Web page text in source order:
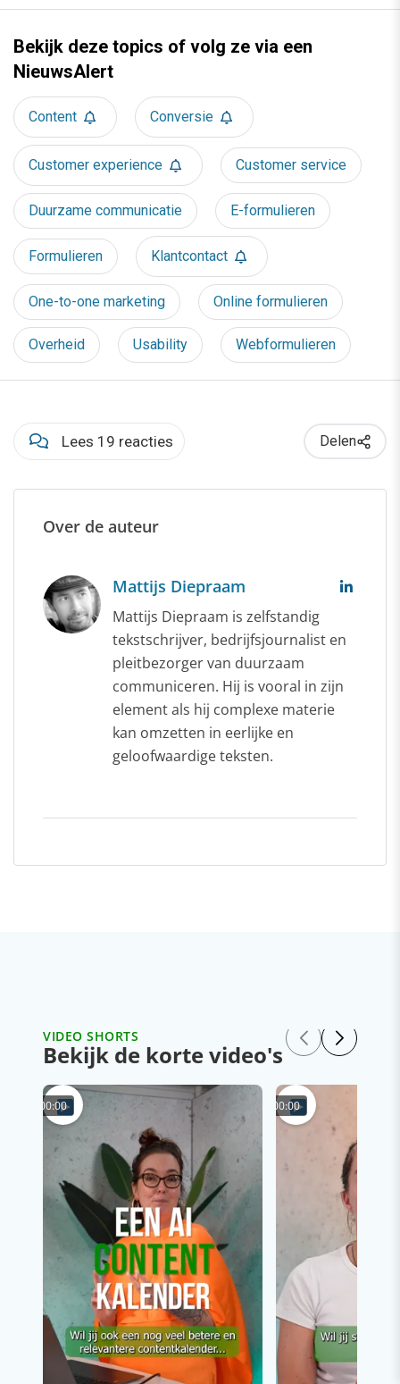
Bekijk deze topics of volg ze via een
NieuwsAlert
Content Conversie
Customer experience Customer service
Duurzame communicatie E-formulieren
Formulieren Klantcontact
One-to-one marketing Online formulieren
Overheid Usability Webformulieren
Lees 19 reacties Delen
Over de auteur
Mattijs Diepraam
Mattijs Diepraam is zelfstandig
tekstschrijver, bedrijfsjournalist en
pleitbezorger van duurzaam
communiceren. Hij is vooral in zijn
element als hij complexe materie
kan omzetten in eerlijke en
geloofwaardige teksten.
VIDEO SHORTS
Bekijk de korte video's
00:00 00:00